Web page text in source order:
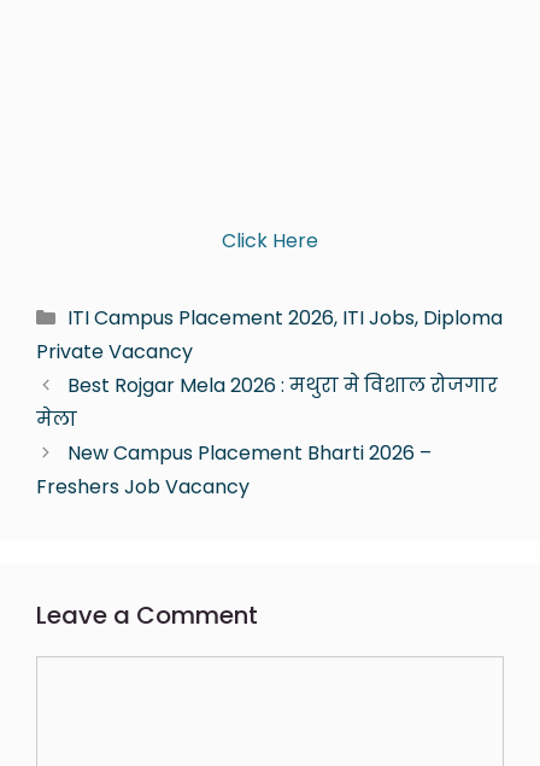
Click Here
ITI Campus Placement 2026, ITI Jobs, Diploma
Private Vacancy
Best Rojgar Mela 2026 : मथुरा मे विशाल रोजगार
मेला
New Campus Placement Bharti 2026 –
Freshers Job Vacancy
Leave a Comment